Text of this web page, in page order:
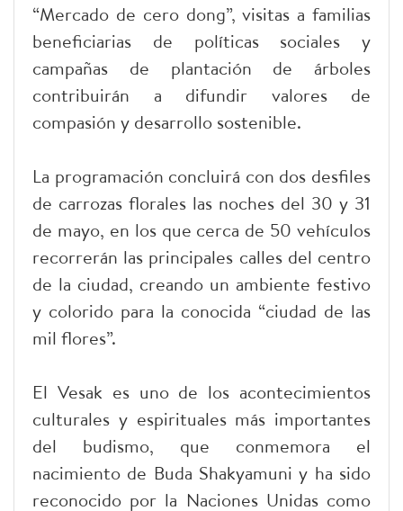
“Mercado de cero dong”, visitas a familias
beneficiarias de políticas sociales y
campañas de plantación de árboles
contribuirán a difundir valores de
compasión y desarrollo sostenible.
La programación concluirá con dos desfiles
de carrozas florales las noches del 30 y 31
de mayo, en los que cerca de 50 vehículos
recorrerán las principales calles del centro
de la ciudad, creando un ambiente festivo
y colorido para la conocida “ciudad de las
mil flores”.
El Vesak es uno de los acontecimientos
culturales y espirituales más importantes
del budismo, que conmemora el
nacimiento de Buda Shakyamuni y ha sido
reconocido por la Naciones Unidas como